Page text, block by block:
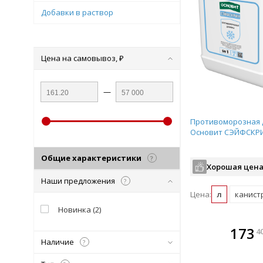
Противоморозная
Основит
Хорошая
Цена: л
всегда выгоднее!
173
В
всегда
Добавки в раствор
Цена на самовывоз, ₽
—
Общие характеристики ?
Наши предложения ?
Новинка (2)
Наличие ?